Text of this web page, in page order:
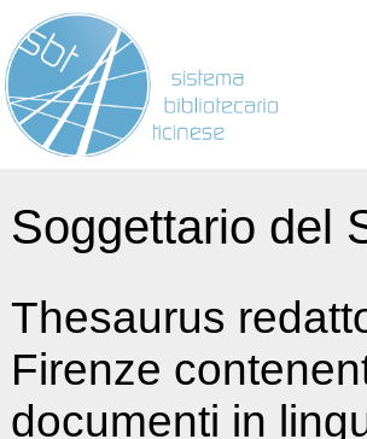
Soggettario del
Thesaurus
Firenze
documenti in